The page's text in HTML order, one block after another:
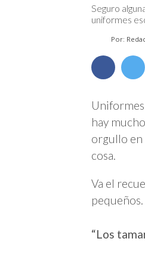
Seguro
uniformes
Por:
hay
orgullo en
cosa.
Va el
pequeños.
“Los